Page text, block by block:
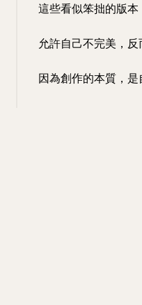
這些看似笨拙的版本
允許自己不完美，反
因為創作的本質，是